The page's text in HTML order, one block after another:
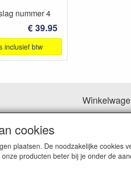
nummer 4
€ 39.95
inclusief btw
cookies
plaatsen. De noodzakelijke
producten beter bij je onder de